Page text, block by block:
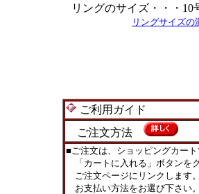
リングのサイズ・・・10
リングサイズの
ご利用ガイド
ご注文方法
■ご注文は、ショッピングカート
「カートに入れる」ボタンを
ご注文ページにリンクします。
お支払い方法をお選び下さい。